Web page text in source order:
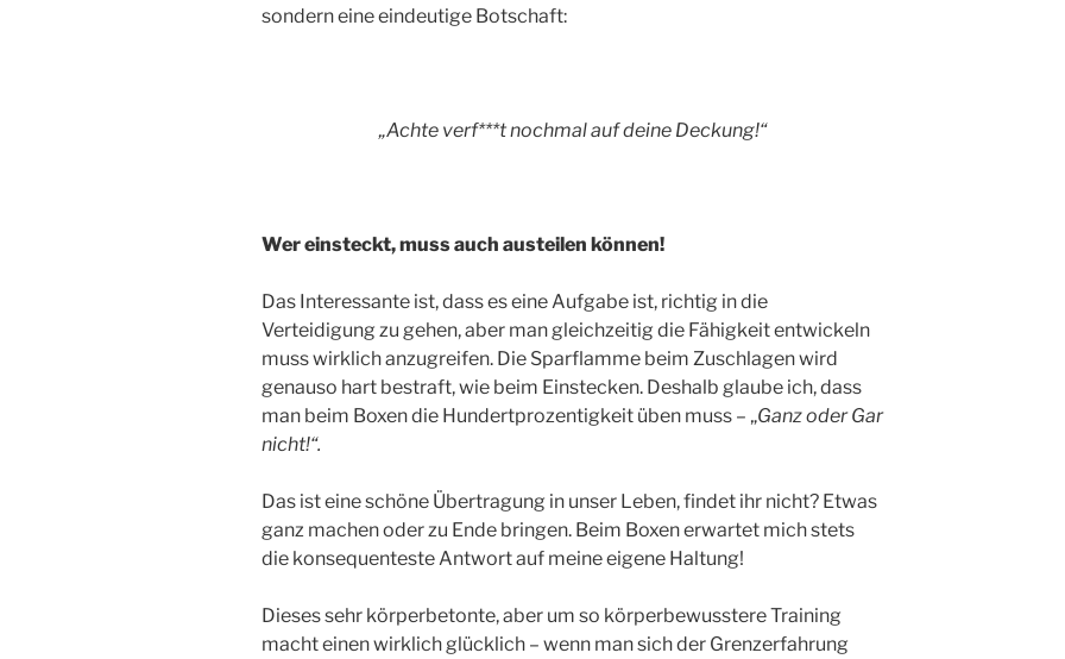
sondern eine eindeutige Botschaft:
„Achte verf***t nochmal auf deine Deckung!“
Wer einsteckt, muss auch austeilen können!
Das Interessante ist, dass es eine Aufgabe ist, richtig in die
Verteidigung zu gehen, aber man gleichzeitig die Fähigkeit entwickeln
muss wirklich anzugreifen. Die Sparflamme beim Zuschlagen wird
genauso hart bestraft, wie beim Einstecken. Deshalb glaube ich, dass
man beim Boxen die Hundertprozentigkeit üben muss – „Ganz oder Gar
nicht!“.
Das ist eine schöne Übertragung in unser Leben, findet ihr nicht? Etwas
ganz machen oder zu Ende bringen. Beim Boxen erwartet mich stets
die konsequenteste Antwort auf meine eigene Haltung!
Dieses sehr körperbetonte, aber um so körperbewusstere Training
macht einen wirklich glücklich – wenn man sich der Grenzerfahrung